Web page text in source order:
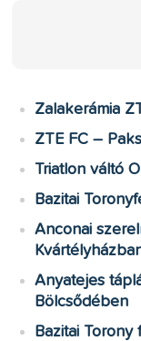
Zalakerámia
ZTE FC –
Triatlon váltó
Bazitai
Anconai
Anyatejes
Bölcsődében
Bazitai Torony